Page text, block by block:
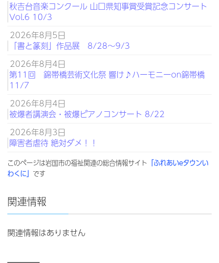
秋吉台音楽コンクール 山口県知事賞受賞記念コンサート
Vol.6 10/3
2026年8月5日
「書と篆刻」作品展 8/28～9/3
2026年8月4日
第11回 錦帯橋芸術文化祭 響け♪ハーモニーon錦帯橋
11/7
2026年8月4日
被爆者講演会・被爆ピアノコンサート 8/22
2026年8月3日
障害者虐待 絶対ダメ！！
このページは岩国市の福祉関連の総合情報サイト 「ふれあいeタウンい
わくに」 です
関連情報
関連情報はありません